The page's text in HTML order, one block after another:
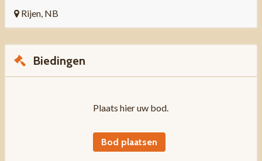
Rijen, NB
Biedingen
Plaats hier uw bod.
Bod plaatsen